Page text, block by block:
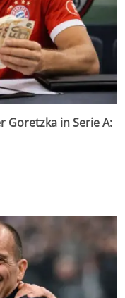
Goretzka in Serie A: